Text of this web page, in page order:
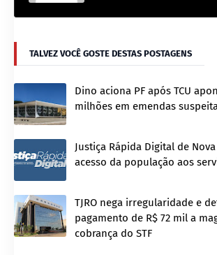
TALVEZ VOCÊ GOSTE DESTAS POSTAGENS
Dino aciona PF após TCU
milhões em emendas
Justiça Rápida Digital de
acesso da população aos
TJRO nega irregularidade e
pagamento de R$ 72 mil a
cobrança do STF